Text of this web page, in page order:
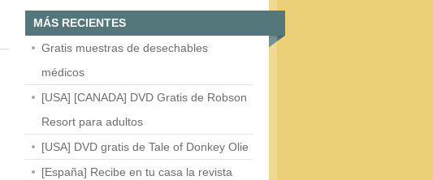
MÁS RECIENTES
Gratis muestras de desechables
médicos
[USA] [CANADA] DVD Gratis de Robson
Resort para adultos
[USA] DVD gratis de Tale of Donkey Olie
[España] Recibe en tu casa la revista